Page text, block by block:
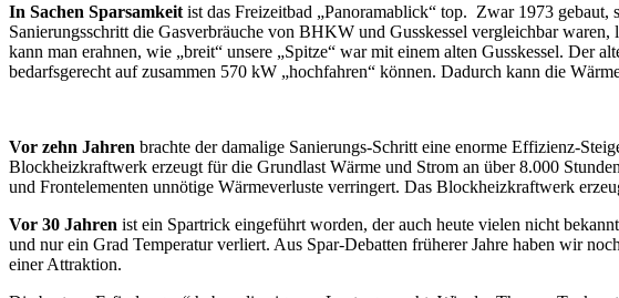
In Sachen Sparsamkeit ist das Freizeitbad „Panoramablick“ top. Zwar 1973
Sanierungsschritt die Gasverbräuche von BHKW und Gusskessel vergleichbar
kann man erahnen, wie „breit“ unsere „Spitze“ war mit einem alten Gusskessel.
bedarfsgerecht auf zusammen 570 kW „hochfahren“ können. Dadurch kann die
Vor zehn Jahren brachte der damalige Sanierungs-Schritt eine enorme Effizienz-
Blockheizkraftwerk erzeugt für die Grundlast Wärme und Strom an über 8.000
und Frontelementen unnötige Wärmeverluste verringert. Das Blockheizkraftwerk
Vor 30 Jahren ist ein Spartrick eingeführt worden, der auch heute vielen nicht
und nur ein Grad Temperatur verliert. Aus Spar-Debatten früherer Jahre haben wir
einer Attraktion.